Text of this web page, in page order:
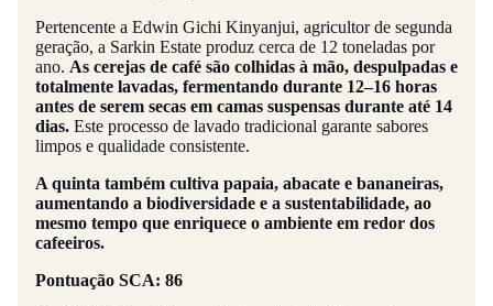
Pertencente a Edwin Gichi Kinyanjui, agricultor de segunda
geração, a Sarkin Estate produz cerca de 12 toneladas por
ano. As cerejas de café são colhidas à mão, despulpadas e
totalmente lavadas, fermentando durante 12–16 horas
antes de serem secas em camas suspensas durante até 14
dias. Este processo de lavado tradicional garante sabores
limpos e qualidade consistente.
A quinta também cultiva papaia, abacate e bananeiras,
aumentando a biodiversidade e a sustentabilidade, ao
mesmo tempo que enriquece o ambiente em redor dos
cafeeiros.
Pontuação SCA: 86